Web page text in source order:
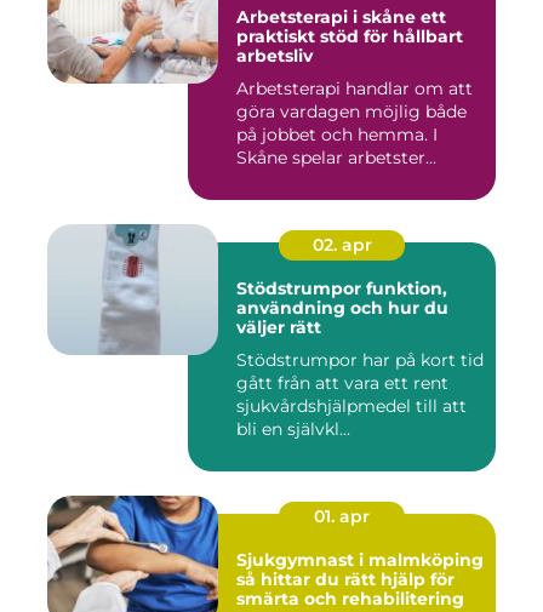
Arbetsterapi i skåne ett
praktiskt stöd för hållbart
arbetsliv
Arbetsterapi handlar om att
göra vardagen möjlig både
på jobbet och hemma. I
Skåne spelar arbetster...
02. apr
Stödstrumpor funktion,
användning och hur du
väljer rätt
Stödstrumpor har på kort tid
gått från att vara ett rent
sjukvårdshjälpmedel till att
bli en självkl...
01. apr
Sjukgymnast i malmköping
så hittar du rätt hjälp för
smärta och rehabilitering